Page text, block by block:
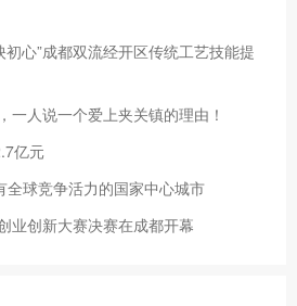
初心”成都双流经开区传统工艺技能提
一人说一个爱上夹关镇的理由！
亿元
全球竞争活力的国家中心城市
业创新大赛决赛在成都开幕